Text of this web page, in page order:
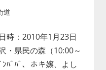
道
時：2010年1月23日
・県民の森（10:00～
ﾊﾟﾊﾟ、ホキ嬢、よし